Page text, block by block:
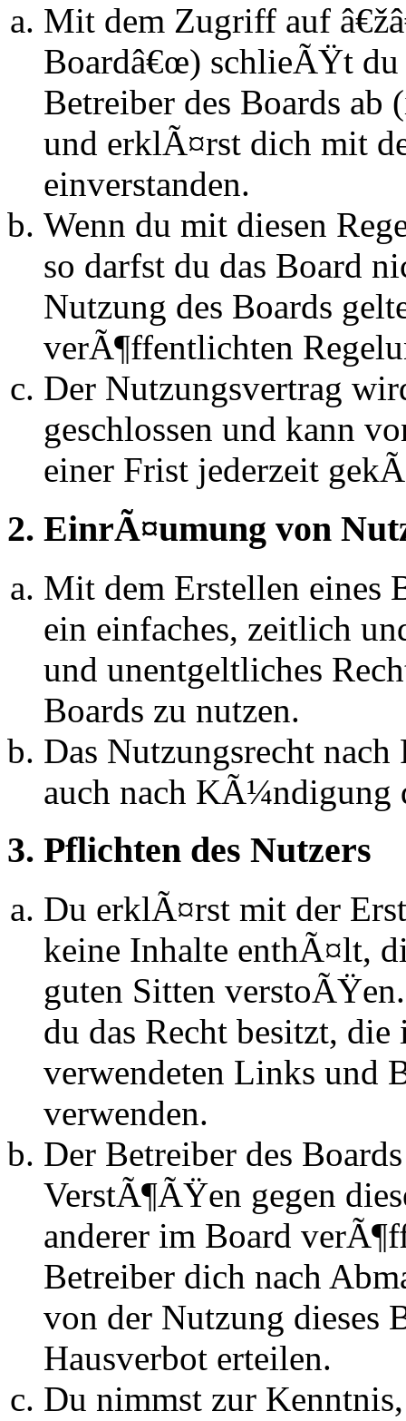
Mit dem Zugriff auf
Boardâ€œ) schlieÃŸt du
Betreiber des Boards
und erklÃ¤rst dich mit
einverstanden.
Wenn du mit diesen
so darfst du das Board
Nutzung des Boards
verÃ¶ffentlichten
Der Nutzungsvertrag
geschlossen und kann
einer Frist jederzeit
2. EinrÃ¤umung von
Mit dem Erstellen eines
ein einfaches, zeitlich
und unentgeltliches
Boards zu nutzen.
Das Nutzungsrecht
auch nach KÃ¼ndigung
3. Pflichten des Nutzers
Du erklÃ¤rst mit der
keine Inhalte enthÃ¤lt,
guten Sitten
du das Recht besitzt,
verwendeten Links und
verwenden.
Der Betreiber des
VerstÃ¶ÃŸen gegen
anderer im Board
Betreiber dich nach
von der Nutzung dieses
Hausverbot erteilen.
Du nimmst zur